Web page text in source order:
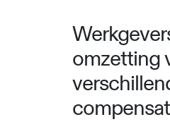
omzetting